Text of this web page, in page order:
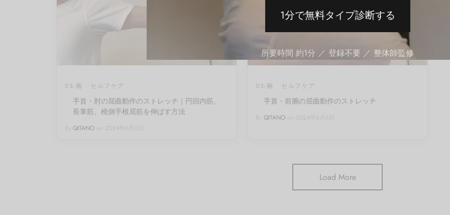
1分で無料タイプ診断する
所要時間 約1分 ／ 登録不要 ／ 整体師監修
03-腕 セルフケア
手首・肘の屈曲動作のストレッチ｜円回内筋、
長掌筋、橈側手根屈筋を伸ばす方法
QITANO
03-腕 セルフケア
手首・前腕の屈曲動作のストレッチ
QITANO
Load More